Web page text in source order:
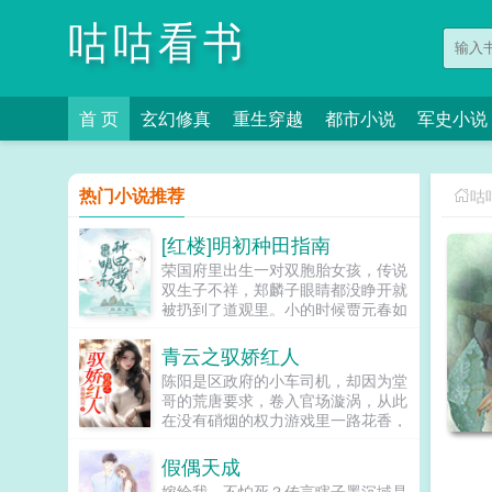
咕咕看书
首 页 玄幻修真 重生穿越 都市小说 军史小说
咕
热门小说推荐
[红楼]明初种田指南
荣国府里出生一对双胞胎女孩，传说
双生子不祥，郑麟子眼睛都没睁开就
被扔到了道观里。小的时候贾元春如
长大后贾元春进入深宫从此战战兢
兢，日夜为家族父母机关算尽。郑麟
子开始一点点经营自己的小日子，倒
也过得有滋有味。因为养牛让牛痘提
前出现，因为种棉，引导大家改用飞
凑上来了。麟子别来沾边，你们姓贾
我姓郑，咱们不是一家人。以下是预
青云之驭娇红人
陈阳是区政府的小车司机，却因为堂
哥的荒唐要求，卷入官场漩涡，从此
在没有硝烟的权力游戏里一路花香，
假偶天成